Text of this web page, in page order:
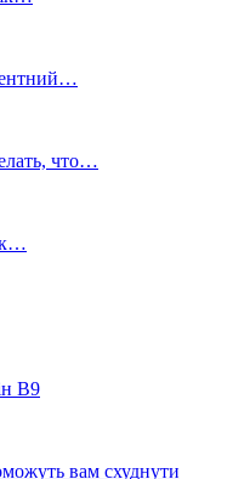
что…
В9
вам схуднути